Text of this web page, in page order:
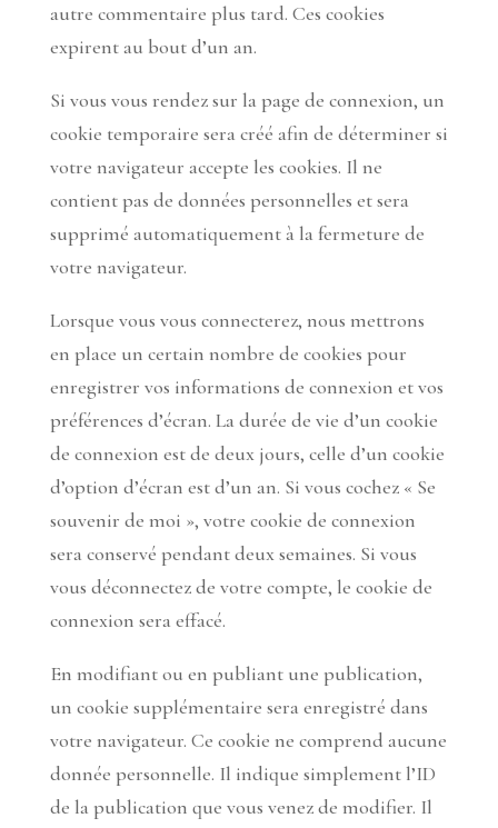
autre commentaire plus tard. Ces cookies
expirent au bout d’un an.
Si vous vous rendez sur la page de connexion, un
cookie temporaire sera créé afin de déterminer si
votre navigateur accepte les cookies. Il ne
contient pas de données personnelles et sera
supprimé automatiquement à la fermeture de
votre navigateur.
Lorsque vous vous connecterez, nous mettrons
en place un certain nombre de cookies pour
enregistrer vos informations de connexion et vos
préférences d’écran. La durée de vie d’un cookie
de connexion est de deux jours, celle d’un cookie
d’option d’écran est d’un an. Si vous cochez « Se
souvenir de moi », votre cookie de connexion
sera conservé pendant deux semaines. Si vous
vous déconnectez de votre compte, le cookie de
connexion sera effacé.
En modifiant ou en publiant une publication,
un cookie supplémentaire sera enregistré dans
votre navigateur. Ce cookie ne comprend aucune
donnée personnelle. Il indique simplement l’ID
de la publication que vous venez de modifier. Il